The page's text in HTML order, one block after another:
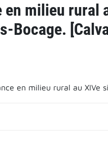
milieu rural
Bocage.
en milieu rural au XIVe